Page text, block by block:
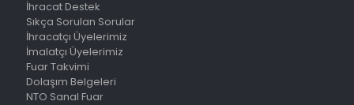
İhracat Destek
Sıkça Sorulan Sorular
İhracatçı Üyelerimiz
İmalatçı Üyelerimiz
Fuar Takvimi
Dolaşım Belgeleri
NTO Sanal Fuar